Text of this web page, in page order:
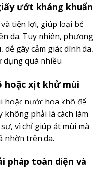
ướt kháng khuẩn
tiện lợi, giúp loại bỏ
da. Tuy nhiên, phương
gây cảm giác dính da,
dụng quá nhiều.
hoặc xịt khử mùi
hoặc nước hoa khô để
không phải là cách làm
vì chỉ giúp át mùi mà
nhờn trên da.
pháp toàn diện và